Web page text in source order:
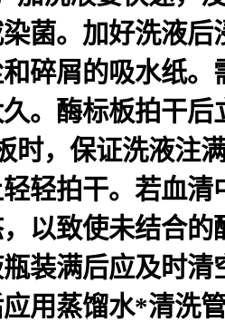
菌。加好洗液
碎屑的吸水纸
。酶标板拍干后
时，保证洗液注
轻拍干。若血
以致使未结合
装满后应及时
用蒸馏水*清洗